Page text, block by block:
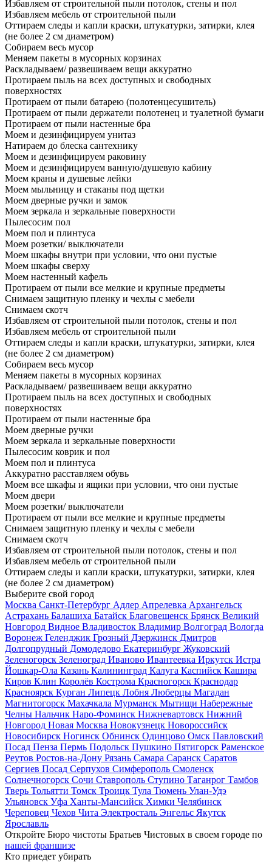
Избавляем от строительной пыли потолок, стены и пол
Избавляем мебель от строительной пыли
Оттираем следы и капли краски, штукатурки, затирки, клея
(не более 2 см диаметром)
Собираем весь мусор
Меняем пакеты в мусорных корзинах
Раскладываем/ развешиваем вещи аккуратно
Протираем пыль на всех доступных и свободных
поверхностях
Протираем от пыли батарею (полотенцесушитель)
Протираем от пыли держатели полотенец и туалетной бумаги
Протираем от пыли настенные бра
Моем и дезинфицируем унитаз
Натираем до блеска сантехнику
Моем и дезинфицируем раковину
Моем и дезинфицируем ванную/душевую кабину
Моем краны и душевые лейки
Моем мыльницу и стаканы под щетки
Моем дверные ручки и замок
Моем зеркала и зеркальные поверхности
Пылесосим пол
Моем пол и плинтуса
Моем розетки/ выключатели
Моем шкафы внутри при условии, что они пустые
Моем шкафы сверху
Моем настенный кафель
Протираем от пыли все мелкие и крупные предметы
Снимаем защитную пленку и чехлы с мебели
Снимаем скотч
Избавляем от строительной пыли потолок, стены и пол
Избавляем мебель от строительной пыли
Оттираем следы и капли краски, штукатурки, затирки, клея
(не более 2 см диаметром)
Собираем весь мусор
Меняем пакеты в мусорных корзинах
Раскладываем/ развешиваем вещи аккуратно
Протираем пыль на всех доступных и свободных
поверхностях
Протираем от пыли настенные бра
Моем дверные ручки
Моем зеркала и зеркальные поверхности
Пылесосим коврик и пол
Моем пол и плинтуса
Аккуратно расставляем обувь
Моем все шкафы и ящики при условии, что они пустые
Моем двери
Моем розетки/ выключатели
Протираем от пыли все мелкие и крупные предметы
Снимаем защитную пленку и чехлы с мебели
Снимаем скотч
Избавляем от строительной пыли потолок, стены и пол
Избавляем мебель от строительной пыли
Оттираем следы и капли краски, штукатурки, затирки, клея
(не более 2 см диаметром)
Выберите свой город
Москва Санкт-Петербург Адлер Апрелевка Архангельск
Астрахань Балашиха Батайск Благовещенск Брянск Великий
Новгород Видное Владивосток Владимир Волгоград Вологда
Воронеж Геленджик Грозный Дзержинск Дмитров
Долгопрудный Домодедово Екатеринбург Жуковский
Зеленогорск Зеленоград Иваново Ивантеевка Иркутск Истра
Йошкар-Ола Казань Калининград Калуга Каспийск Кашира
Киров Клин Королёв Кострома Красногорск Краснодар
Красноярск Курган Липецк Лобня Люберцы Магадан
Магнитогорск Махачкала Мурманск Мытищи Набережные
Челны Нальчик Наро-Фоминск Нижневартовск Нижний
Новгород Новая Москва Новокузнецк Новороссийск
Новосибирск Ногинск Обнинск Одинцово Омск Павловский
Посад Пенза Пермь Подольск Пушкино Пятигорск Раменское
Реутов Ростов-на-Дону Рязань Самара Саранск Саратов
Сергиев Посад Серпухов Симферополь Смоленск
Солнечногорск Сочи Ставрополь Ступино Таганрог Тамбов
Тверь Тольятти Томск Троицк Тула Тюмень Улан-Удэ
Ульяновск Уфа Ханты-Мансийск Химки Челябинск
Череповец Чехов Чита Электросталь Энгельс Якутск
Ярославль
Откройте Бюро чистоты Братьев Чистовых в своем городе по
нашей франшизе
Кто приедет убирать